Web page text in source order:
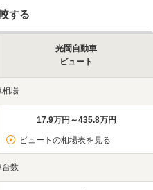
する
光岡自動車
ビュート
相場
17.9万円～435.8万円
ビュートの相場表を見る
台数